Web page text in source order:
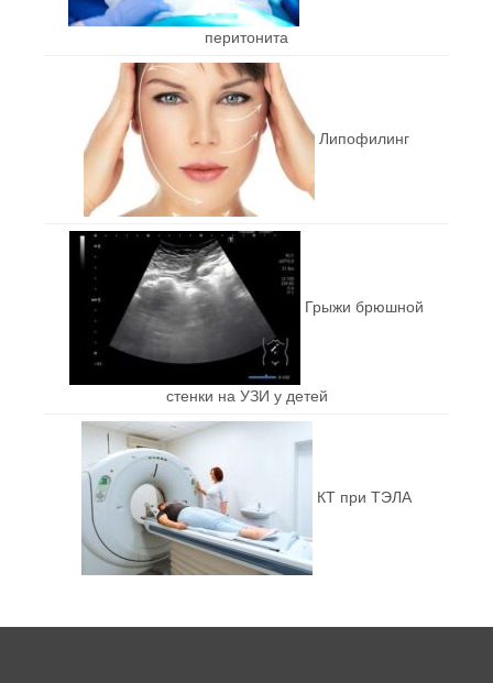
перитонита
Липофилинг
Грыжи брюшной
стенки на УЗИ у детей
КТ при ТЭЛА